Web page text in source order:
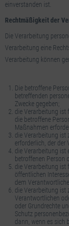
einverstanden ist.
Rechtmäßigkeit der
Die Verarbeitung
Verarbeitung eine
Verarbeitung können
Die betroffene
betreffenden
Zwecke gegeben;
die Verarbeitung ist
die betroffene
Maßnahmen
die Verarbeitung ist
erforderlich, der der
die Verarbeitung ist
betroffenen Person
die Verarbeitung ist
öffentlichen
dem
die Verarbeitung ist
Verantwortlichen
oder Grundrechte
Schutz
dann, wenn es sich